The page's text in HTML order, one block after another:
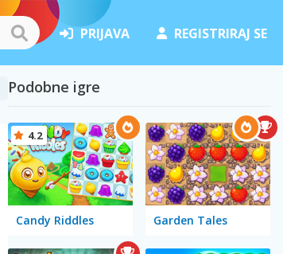
PRIJAVA REGISTRIRAJ SE
Podobne igre
Candy Riddles
4.2
Garden Tales